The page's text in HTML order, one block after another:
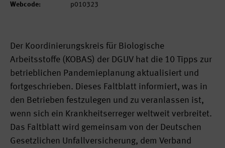
Webcode:
p010323
Der Koordinierungskreis für Biologische
Arbeitsstoffe (KOBAS) der DGUV hat die 10 Tipps zur
betrieblichen Pandemieplanung aktualisiert und
fortgeschrieben. Dieses Faltblatt informiert, was in
den Betrieben festzulegen und zu veranlassen ist,
wenn sich ein Krankheitserreger weltweit verbreitet.
Das Faltblatt wird gemeinsam von der Deutschen
Gesetzlichen Unfallversicherung, dem Verband